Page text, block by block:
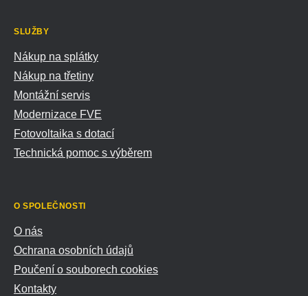
SLUŽBY
Nákup na splátky
Nákup na třetiny
Montážní servis
Modernizace FVE
Fotovoltaika s dotací
Technická pomoc s výběrem
O SPOLEČNOSTI
O nás
Ochrana osobních údajů
Poučení o souborech cookies
Kontakty